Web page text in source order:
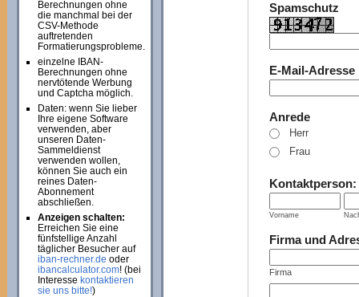
Spamschutz
E-Mail-Adresse
Anrede
Herr
Frau
Kontaktperson:
Vorname
Firma und
Firma
Berechnungen ohne
die manchmal bei der
CSV-Methode
auftretenden
Formatierungsprobleme.
einzelne IBAN-
Berechnungen ohne
nervtötende Werbung
und Captcha möglich.
Daten: wenn Sie lieber
Ihre eigene Software
verwenden, aber
unseren Daten-
Sammeldienst
verwenden wollen,
können Sie auch ein
reines Daten-
Abonnement
abschließen.
Anzeigen schalten:
Erreichen Sie eine
fünfstellige Anzahl
täglicher Besucher auf
iban-rechner.de oder
ibancalculator.com! (bei
Interesse kontaktieren
sie uns bitte!)